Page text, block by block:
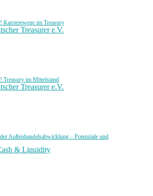
Karrierewege im Treasury
Treasurer e.V.
Treasury im Mittelstand
Treasurer e.V.
Außenhandelsabwicklung – Potenziale und
& Liquidity